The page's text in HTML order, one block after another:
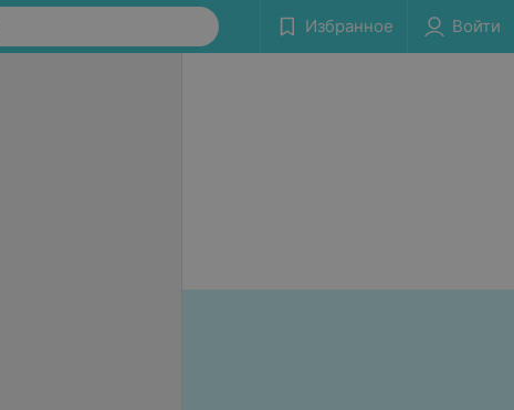
Избранное Войти